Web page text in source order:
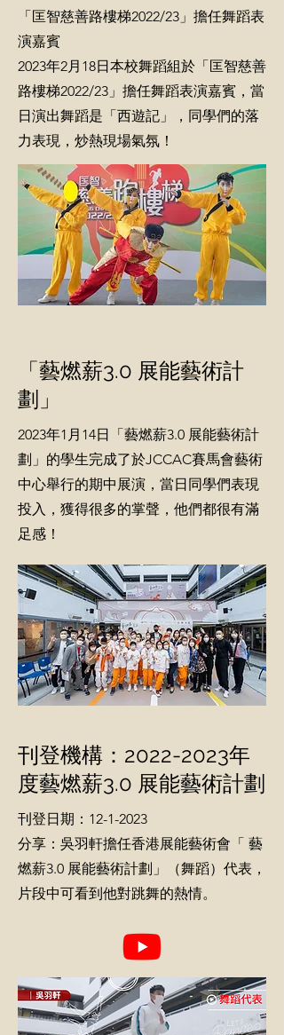
「匡智慈善路樓梯2022/23」擔任舞蹈表
演嘉賓
2023年2月18日本校舞蹈組於「匡智慈善
路樓梯2022/23」擔任舞蹈表演嘉賓，當
日演出舞蹈是「西遊記」，同學們的落
力表現，炒熱現場氣氛！
「藝燃薪3.0 展能藝術計
劃」
2023年1月14日「藝燃薪3.0 展能藝術計
劃」的學生完成了於JCCAC賽馬會藝術
中心舉行的期中展演，當日同學們表現
投入，獲得很多的掌聲，他們都很有滿
足感！
刊登機構：2022-2023年
度藝燃薪3.0 展能藝術計劃
刊登日期：12-1-2023
分享：吳羽軒擔任香港展能藝術會「 藝
燃薪3.0 展能藝術計劃」（舞蹈）代表，
片段中可看到他對跳舞的熱情。